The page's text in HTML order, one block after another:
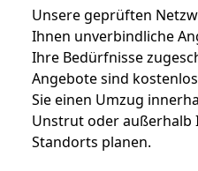
Unsere geprüften
Ihnen unverbindliche
Ihre Bedürfnisse
Angebote sind
Sie einen Umzug
Unstrut oder außerhalb
Standorts planen.